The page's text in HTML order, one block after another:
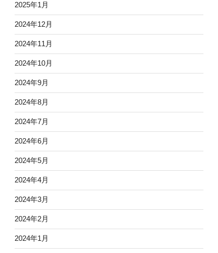
2025年1月
2024年12月
2024年11月
2024年10月
2024年9月
2024年8月
2024年7月
2024年6月
2024年5月
2024年4月
2024年3月
2024年2月
2024年1月